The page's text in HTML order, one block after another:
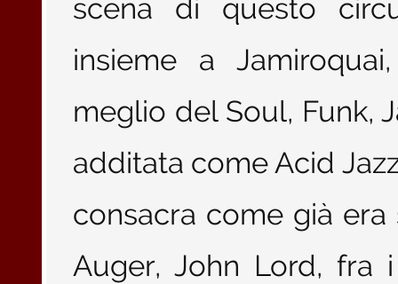
scena di questo
insieme a
meglio del Soul, Funk,
additata come Acid
consacra come già era
Auger, John Lord, fra